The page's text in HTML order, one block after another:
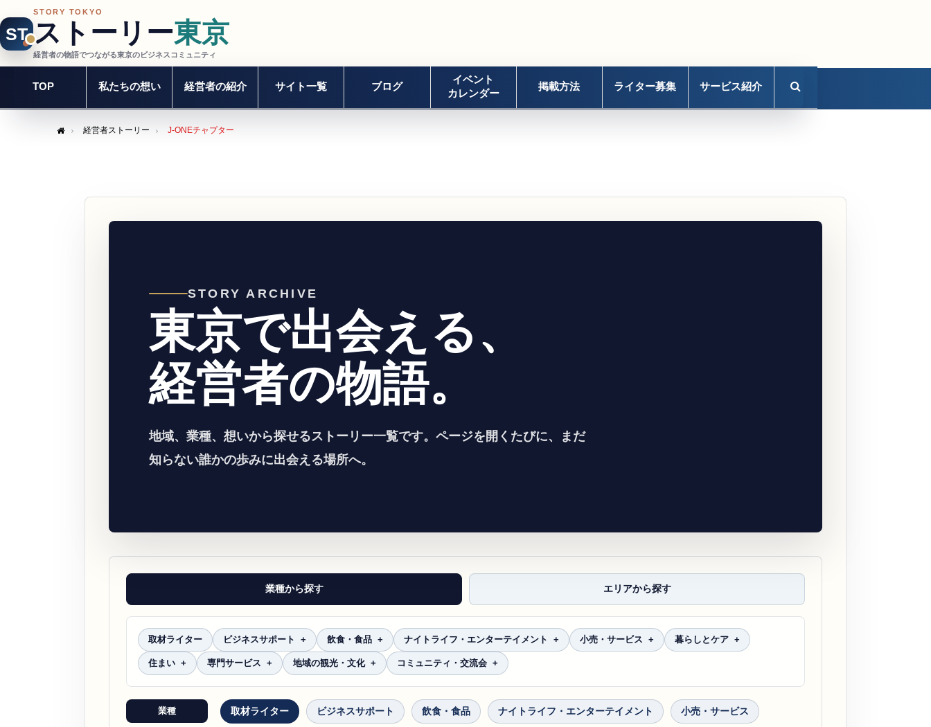
ST
STORY TOKYO
ストーリー東京
経営者の物語でつながる東京のビジネスコミュニティ
TOP 私たちの想い 経営者の紹介 サイト一覧 ブログ
イベント
カレンダー
掲載方法 ライター募集 サービス紹介
経営者ストーリー J-ONEチャプター
STORY ARCHIVE
東京で出会える、
経営者の物語。
地域、業種、想いから探せるストーリー一覧です。ページを開くたびに、まだ
知らない誰かの歩みに出会える場所へ。
業種から探す エリアから探す
取材ライター ビジネスサポート 飲食・食品 ナイトライフ・エンターテイメント 小売・サービス 暮らしとケア
住まい 専門サービス 地域の観光・文化 コミュニティ・交流会
業種 取材ライター ビジネスサポート 飲食・食品 ナイトライフ・エンターテイメント 小売・サービス